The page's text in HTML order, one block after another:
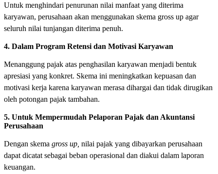
Untuk menghindari penurunan nilai manfaat yang diterima
karyawan, perusahaan akan menggunakan skema gross up agar
seluruh nilai tunjangan diterima penuh.
4. Dalam Program Retensi dan Motivasi Karyawan
Menanggung pajak atas penghasilan karyawan menjadi bentuk
apresiasi yang konkret. Skema ini meningkatkan kepuasan dan
motivasi kerja karena karyawan merasa dihargai dan tidak dirugikan
oleh potongan pajak tambahan.
5. Untuk Mempermudah Pelaporan Pajak dan Akuntansi
Perusahaan
Dengan skema gross up, nilai pajak yang dibayarkan perusahaan
dapat dicatat sebagai beban operasional dan diakui dalam laporan
keuangan.